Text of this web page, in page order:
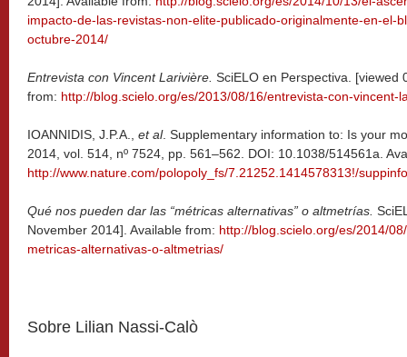
impacto-de-las-revistas-non-elite-publicado-originalmente-en-el-
octubre-2014/
Entrevista con Vincent Larivière. SciELO en Perspectiva. [viewed
from: http://blog.scielo.org/es/2013/08/16/entrevista-con-vincent-
IOANNIDIS, J.P.A., et al. Supplementary information to: Is your
2014, vol. 514, nº 7524, pp. 561–562. DOI: 10.1038/514561a.
http://www.nature.com/polopoly_fs/7.21252.1414578313!/
Qué nos pueden dar las “métricas alternativas” o altmetrías.
November 2014]. Available from: http://blog.scielo.org/es/2014/
metricas-alternativas-o-altmetrias/
Sobre Lilian Nassi-Calò